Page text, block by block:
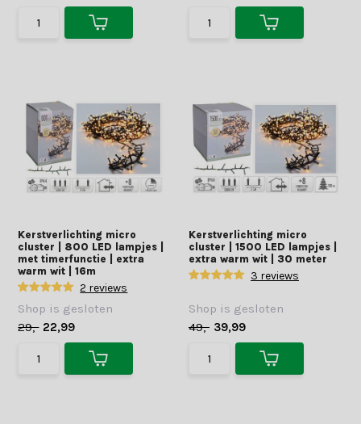
Kerstverlichting micro
cluster | 800 LED lampjes |
met timerfunctie | extra
warm wit | 16m
2 reviews
Shop is gesloten
29,- 22,99
Kerstverlichting micro
cluster | 1500 LED lampjes |
extra warm wit | 30 meter
3 reviews
Shop is gesloten
49,- 39,99